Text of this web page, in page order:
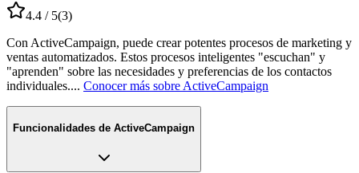
4.4 / 5(3)
Con ActiveCampaign, puede crear potentes procesos de marketing y
ventas automatizados. Estos procesos inteligentes "escuchan" y
"aprenden" sobre las necesidades y preferencias de los contactos
individuales.... Conocer más sobre ActiveCampaign
Funcionalidades de ActiveCampaign